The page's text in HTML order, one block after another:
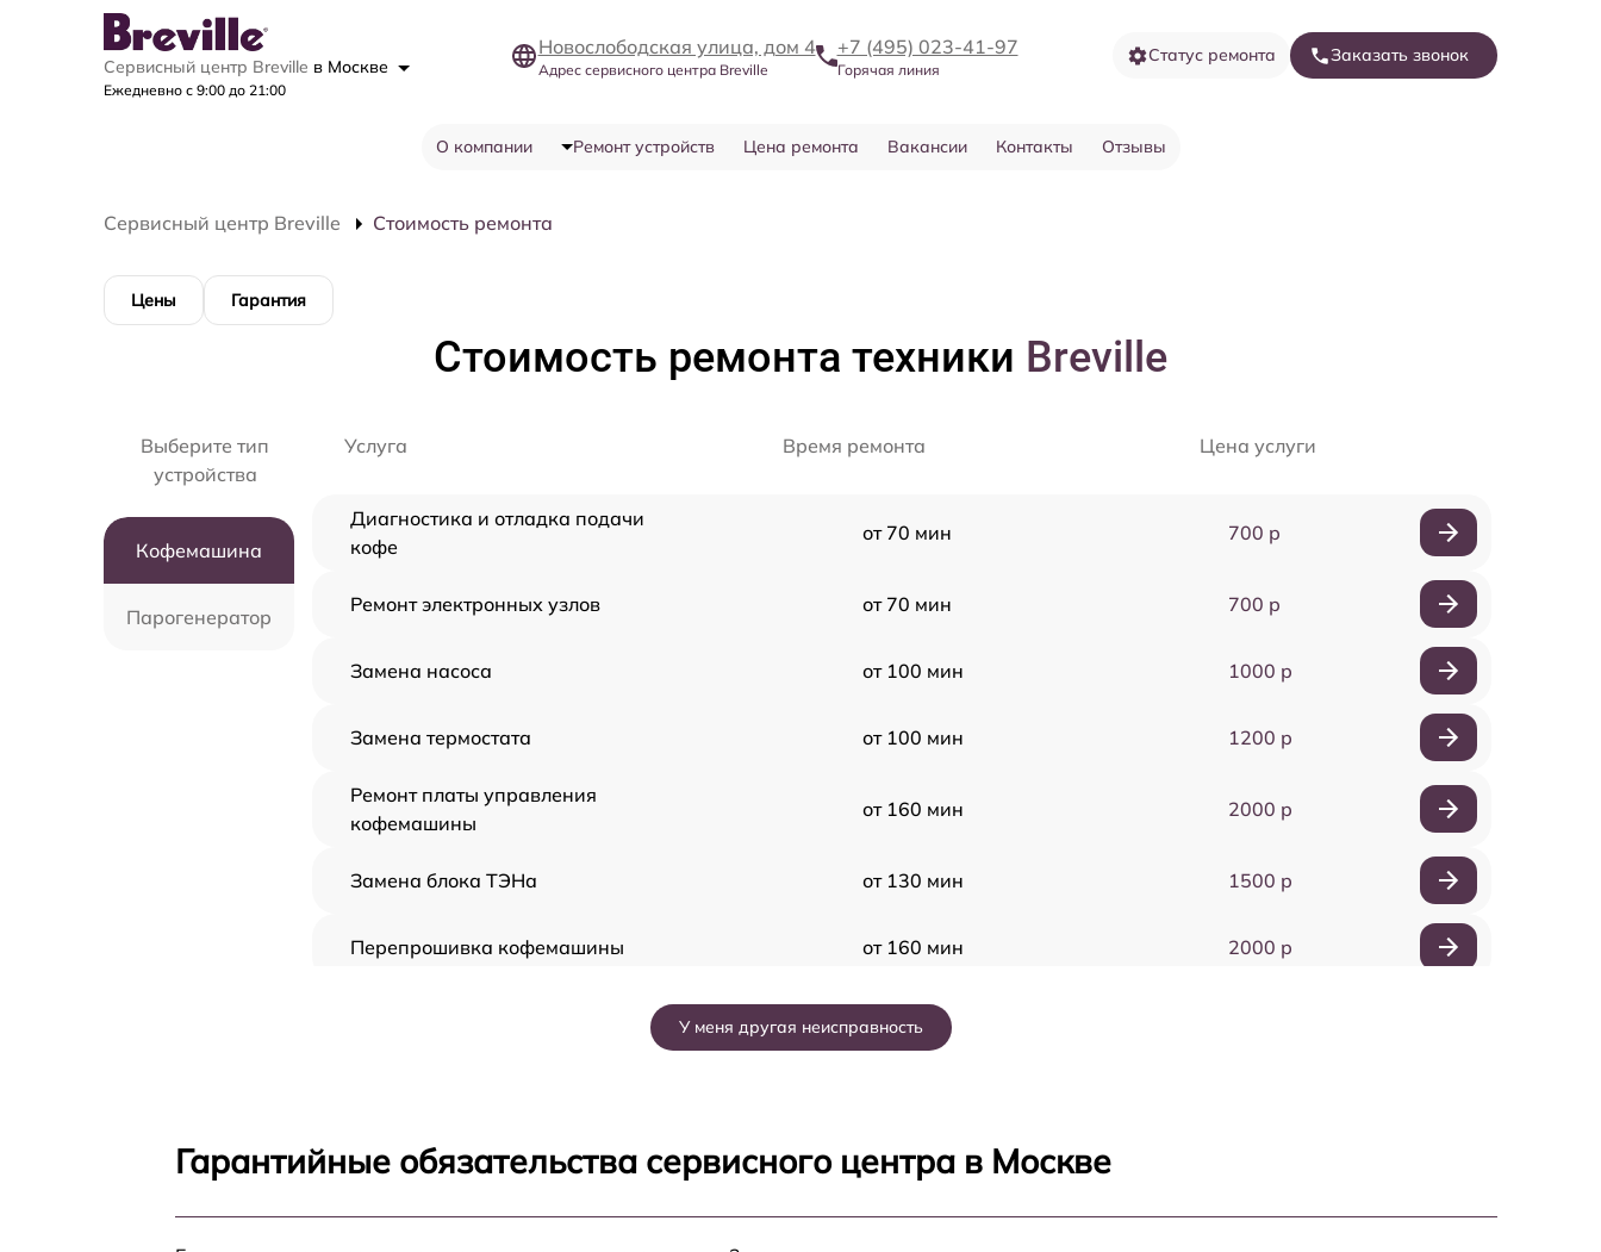
Сервисный центр Breville в Москве
Ежедневно с 9:00 до 21:00
Новослободская улица, дом 4
Адрес сервисного центра Breville
+7 (495) 023-41-97
Горячая линия
Статус ремонта Заказать звонок
О компании Ремонт устройств Цена ремонта Вакансии Контакты Отзывы
Сервисный центр Breville Стоимость ремонта
Цены Гарантия
Стоимость ремонта техники Breville
Выберите тип
устройства
Кофемашина
Парогенератор
Услуга Время ремонта Цена услуги
Диагностика и отладка подачи
кофе
от 70 мин 700 р
Ремонт электронных узлов от 70 мин 700 р
Замена насоса от 100 мин 1000 р
Замена термостата от 100 мин 1200 р
Ремонт платы управления
кофемашины
от 160 мин 2000 р
Замена блока ТЭНа от 130 мин 1500 р
Перепрошивка кофемашины от 160 мин 2000 р
от 130 мин
замена уплотнительных колец
от 130 мин
Замена уплотнителей гидравлики
У меня другая неисправность
Гарантийные обязательства сервисного центра в Москве